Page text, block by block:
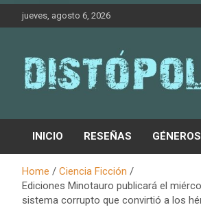
Skip
jueves, agosto 6, 2026
Distópolis
INICIO RESEÑAS GÉNEROS
Home
Ciencia Ficción
Ediciones Minotauro publicará el
sistema corrupto que convirtió a los